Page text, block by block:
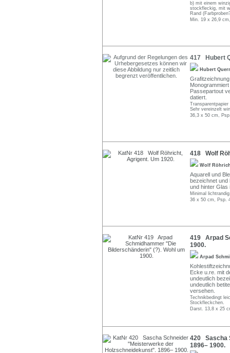
b) mit einem
stockfleckig, mit
Rand
Min. 19 x 26,9
417 Hubert
Hubert
Passepartout
datiert.
Sehr vereinzelt
36,3 x 50 cm,
418 Wolf
Wolf
Aquarell und
bezeichnet und
und hinter Glas
Minimal
36 x 50 cm, Psp.
419 Arpad
1900.
Arpad
Ecke u.re. mit
undeutlich
undeutlich
versehen.
Technikbedingt
Stockfleckchen.
Darst. 13,8 x 25
420 Sascha
1896– 1900.